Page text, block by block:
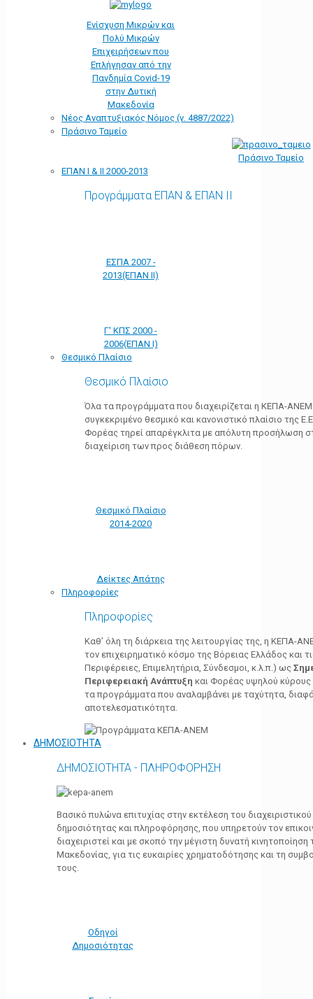
Ενίσχυση Μικρών και
Πολύ Μικρών
Επιχειρήσεων που
Επλήγησαν από την
Πανδημία Covid-19
στην Δυτική
Μακεδονία
Νέος Αναπτυξιακός Νόμος (ν. 4887/2022)
Πράσινο Ταμείο
Πράσινο Ταμείο
ΕΠΑΝ Ι & ΙΙ 2000-2013
Προγράμματα ΕΠΑΝ & ΕΠΑΝ ΙΙ
ΕΣΠΑ 2007 -
2013(ΕΠΑΝ ΙΙ)
Γ' ΚΠΣ 2000 -
2006(ΕΠΑΝ Ι)
Θεσμικό Πλαίσιο
Θεσμικό Πλαίσιο
Όλα τα προγράμματα που διαχειρίζεται η ΚΕΠΑ-
συγκεκριμένο θεσμικό και κανονιστικό πλαίσιο της
Φορέας τηρεί απαρέγκλιτα με απόλυτη προσήλωση
διαχείριση των προς διάθεση πόρων.
Θεσμικό Πλαίσιο
2014-2020
Δείκτες Απάτης
Πληροφορίες
Πληροφορίες
Καθ’ όλη τη διάρκεια της λειτουργίας της, η ΚΕΠΑ-
τον επιχειρηματικό κόσμο της Βόρειας Ελλάδος και
Περιφέρειες, Επιμελητήρια, Σύνδεσμοι, κ.λ.π.) ως
Περιφερειακή Ανάπτυξη και Φορέας υψηλού κύρους
τα προγράμματα που αναλαμβάνει με ταχύτητα,
αποτελεσματικότητα.
ΔΗΜΟΣΙΟΤΗΤΑ
ΔΗΜΟΣΙΟΤΗΤΑ - ΠΛΗΡΟΦΟΡΗΣΗ
Βασικό πυλώνα επιτυχίας στην εκτέλεση του
δημοσιότητας και πληροφόρησης, που υπηρετούν τον
διαχειριστεί και με σκοπό την μέγιστη δυνατή
Μακεδονίας, για τις ευκαιρίες χρηματοδότησης και τη
τους.
Οδηγοί
Δημοσιότητας